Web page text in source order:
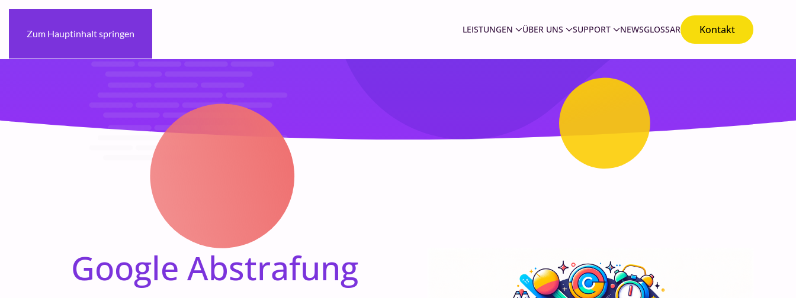
Zum Hauptinhalt springen LEISTUNGEN ÜBER UNS SUPPORT NEWSGLOSSAR Kontakt
Google Abstrafung